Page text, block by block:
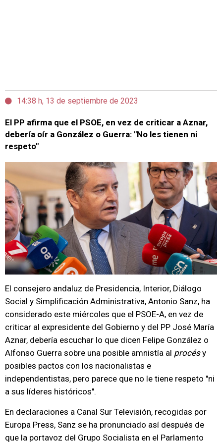
14:38 h, 13 de septiembre de 2023
El PP afirma que el PSOE, en vez de criticar a Aznar,
debería oír a González o Guerra: "No les tienen ni
respeto"
El consejero andaluz de Presidencia, Interior, Diálogo
Social y Simplificación Administrativa, Antonio Sanz, ha
considerado este miércoles que el PSOE-A, en vez de
criticar al expresidente del Gobierno y del PP José María
Aznar, debería escuchar lo que dicen Felipe González o
Alfonso Guerra sobre una posible amnistía al procésy
posibles pactos con los nacionalistas e
independentistas, pero parece que no le tiene respeto "ni
a sus líderes históricos".
En declaraciones a Canal Sur Televisión, recogidas por
Europa Press, Sanz se ha pronunciado así después de
que la portavoz del Grupo Socialista en el Parlamento